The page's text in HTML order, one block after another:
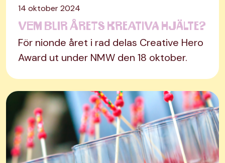
14 oktober 2024
Vem blir årets kreativa hjälte?
För nionde året i rad delas Creative Hero
Award ut under NMW den 18 oktober.